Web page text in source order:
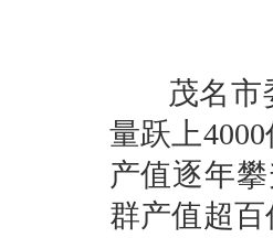
茂名市委
量跃上
产值逐年
群产值超